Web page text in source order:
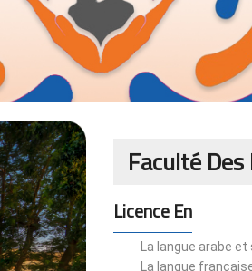
Faculté
Licence En
La langue arabe
La langue